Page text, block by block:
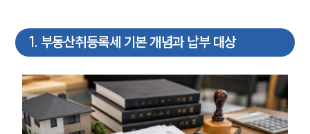
1 . 부동산취등록세 기본 개념과 납부 대상